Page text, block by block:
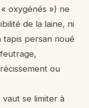
oxygénés ») ne
de la laine, ni
tapis persan noué
ou
vaut se limiter à